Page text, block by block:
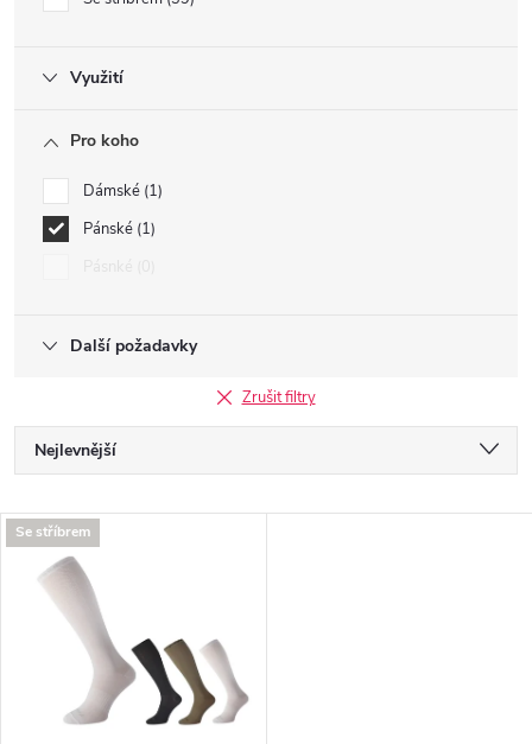
Využití
Pro koho
Dámské 1
Pánské 1
Další požadavky
Zrušit filtry
Ř
a
Nejlevnější
Nejprodávanější
Abecedně
V
Se stříbrem